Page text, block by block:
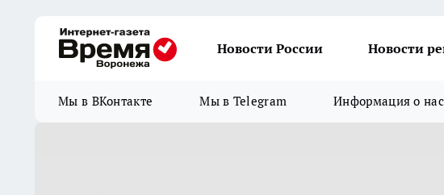
Новости России Новости
Мы в ВКонтакте Мы в Telegram Информация о нас